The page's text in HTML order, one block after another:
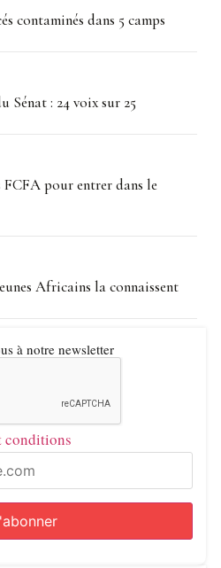
contaminés dans 5 camps
Sénat : 24 voix sur 25
pour entrer dans le
Africains la connaissent
à notre newsletter
conditions